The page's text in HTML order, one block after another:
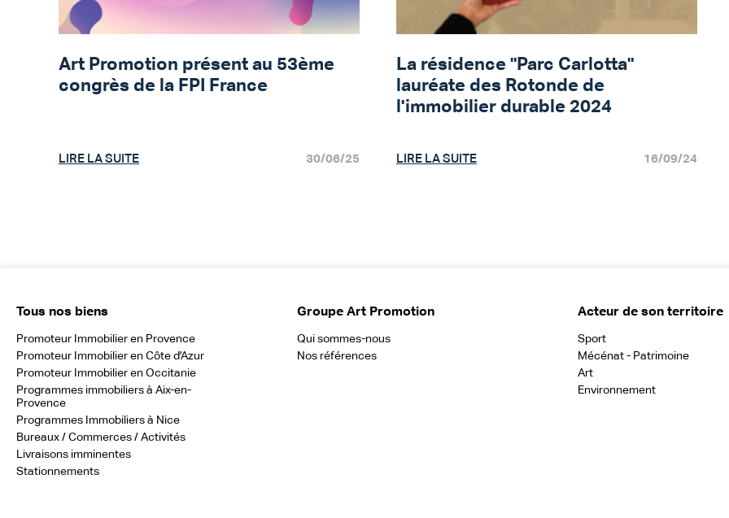
Art Promotion présent au 53ème
congrès de la FPI France
LIRE LA SUITE 30/06/25
La résidence "Parc Carlotta"
lauréate des Rotonde de
l'immobilier durable 2024
LIRE LA SUITE 16/09/24
Tous nos biens
Promoteur Immobilier en Provence
Promoteur Immobilier en Côte d'Azur
Promoteur Immobilier en Occitanie
Programmes immobiliers à Aix-en-
Provence
Programmes Immobiliers à Nice
Bureaux / Commerces / Activités
Livraisons imminentes
Stationnements
Groupe Art Promotion
Qui sommes-nous
Nos références
Acteur de son territoire
Sport
Mécénat - Patrimoine
Art
Environnement